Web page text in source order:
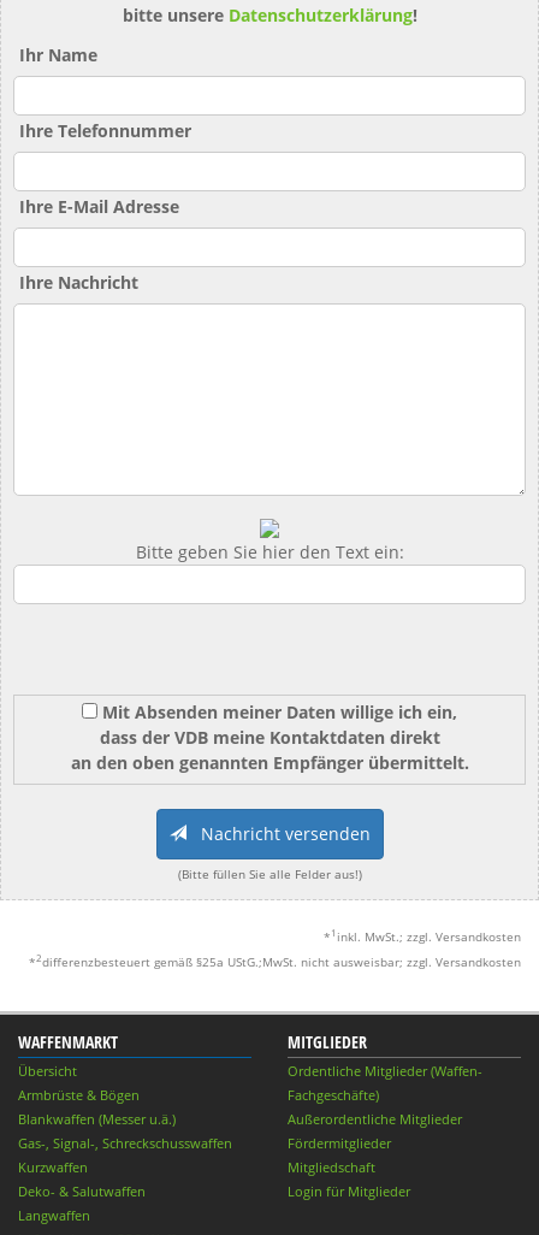
bitte unsere Datenschutzerklärung!
Ihr Name
Ihre Telefonnummer
Ihre E-Mail Adresse
Ihre Nachricht
Bitte geben Sie hier den Text ein:
Mit Absenden meiner Daten willige ich ein,
dass der VDB meine Kontaktdaten direkt
an den oben genannten Empfänger übermittelt.
Nachricht versenden
(Bitte füllen Sie alle Felder aus!)
* 1 inkl. MwSt.; zzgl. Versandkosten
*2differenzbesteuert gemäß §25a UStG.;MwSt. nicht ausweisbar; zzgl. Versandkosten
WAFFENMARKT
Übersicht
Armbrüste & Bögen
Blankwaffen (Messer u.ä.)
Gas-, Signal-, Schreckschusswaffen
Kurzwaffen
Deko- & Salutwaffen
Langwaffen
MITGLIEDER
Ordentliche Mitglieder (Waffen-
Fachgeschäfte)
Außerordentliche Mitglieder
Fördermitglieder
Mitgliedschaft
Login für Mitglieder